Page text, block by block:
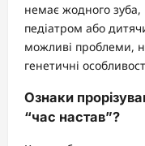
немає жодного зуба,
педіатром або
можливі проблеми,
генетичні
Ознаки
“час настав”?